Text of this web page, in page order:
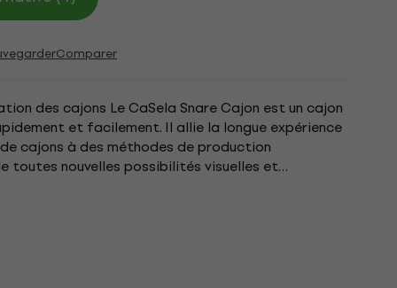
Comparer
des cajons Le CaSela Snare Cajon est un cajon
et facilement. Il allie la longue expérience
cajons à des méthodes de production
toutes nouvelles possibilités visuelles et
avec...